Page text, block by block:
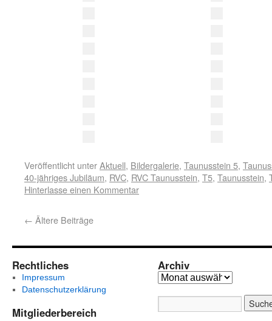
Veröffentlicht unterAktuell, Bildergalerie, Taunusstein 5,
40-jähriges Jubiläum, RVC, RVC Taunusstein, T5, Taunusstein,
Hinterlasse einen Kommentar
← Ältere Beiträge
Rechtliches
Impressum
Datenschutzerklärung
Mitgliederbereich
Archiv